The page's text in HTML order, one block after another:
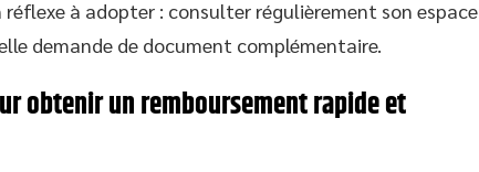
à adopter : consulter régulièrement son espace
demande de document complémentaire.
obtenir un remboursement rapide et